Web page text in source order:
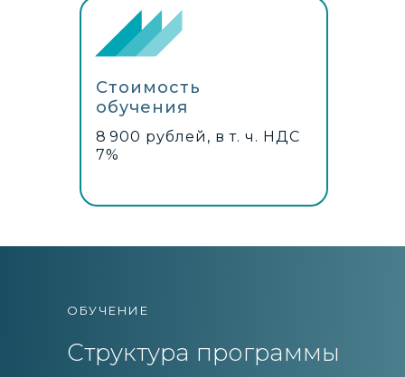
8 900 рублей, в т. ч. НДС
7%
Стоимость
обучения
ОБУЧЕНИЕ
Структура программы